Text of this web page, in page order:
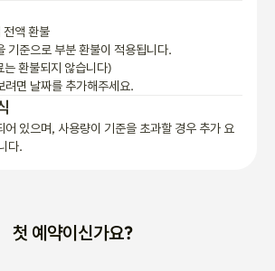
액 환불
기준으로 부분 환불이 적용됩니다.
환불되지 않습니다)
려면 날짜를 추가해주세요.
어 있으며, 사용량이 기준을 초과할 경우 추가 요
다.
첫 예약이신가요?